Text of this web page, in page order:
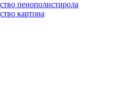
пенополистирола
картона